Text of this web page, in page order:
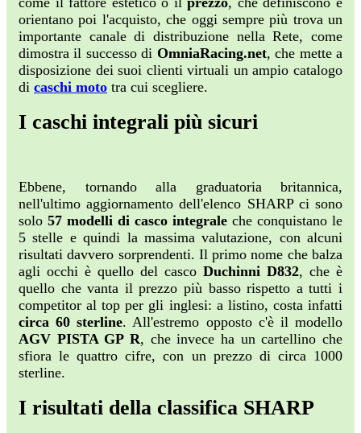
orientano poi l'acquisto, che oggi sempre più trova un
importante canale di distribuzione nella Rete, come
dimostra il successo di OmniaRacing.net, che mette a
disposizione dei suoi clienti virtuali un ampio catalogo
di caschi moto tra cui scegliere.
I caschi integrali più sicuri
Ebbene, tornando alla graduatoria britannica,
nell'ultimo aggiornamento dell'elenco SHARP ci sono
solo 57 modelli di casco integrale che conquistano le
5 stelle e quindi la massima valutazione, con alcuni
risultati davvero sorprendenti. Il primo nome che balza
agli occhi è quello del casco Duchinni D832, che è
quello che vanta il prezzo più basso rispetto a tutti i
competitor al top per gli inglesi: a listino, costa infatti
circa 60 sterline. All'estremo opposto c'è il modello
AGV PISTA GP R, che invece ha un cartellino che
sfiora le quattro cifre, con un prezzo di circa 1000
sterline.
I risultati della classifica SHARP